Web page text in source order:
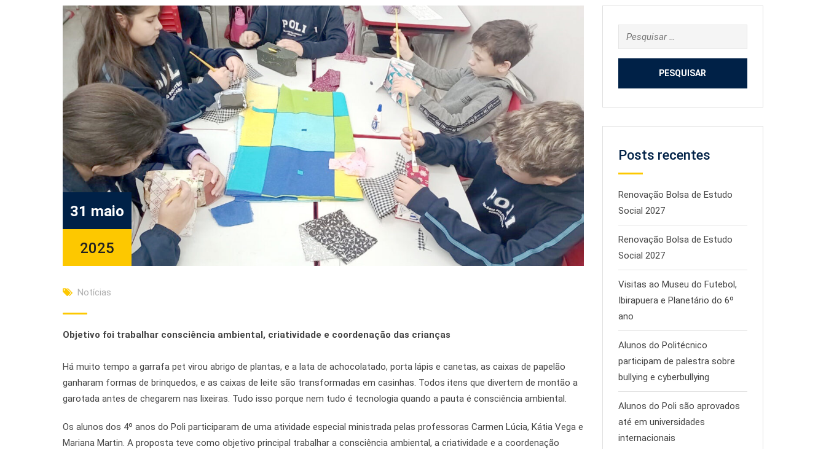
31 maio
2025
Notícias
Objetivo foi trabalhar consciência ambiental, criatividade e coordenação das crianças
Há muito tempo a garrafa pet virou abrigo de plantas, e a lata de achocolatado, porta lápis e canetas, as caixas de papelão
ganharam formas de brinquedos, e as caixas de leite são transformadas em casinhas. Todos itens que divertem de montão a
garotada antes de chegarem nas lixeiras. Tudo isso porque nem tudo é tecnologia quando a pauta é consciência ambiental.
Os alunos dos 4º anos do Poli participaram de uma atividade especial ministrada pelas professoras Carmen Lúcia, Kátia Vega e
Mariana Martin. A proposta teve como objetivo principal trabalhar a consciência ambiental, a criatividade e a coordenação
Pesquisar
por:
Posts recentes
Renovação Bolsa de Estudo
Social 2027
Renovação Bolsa de Estudo
Social 2027
Visitas ao Museu do Futebol,
Ibirapuera e Planetário do 6º
ano
Alunos do Politécnico
participam de palestra sobre
bullying e cyberbullying
Alunos do Poli são aprovados
até em universidades
internacionais